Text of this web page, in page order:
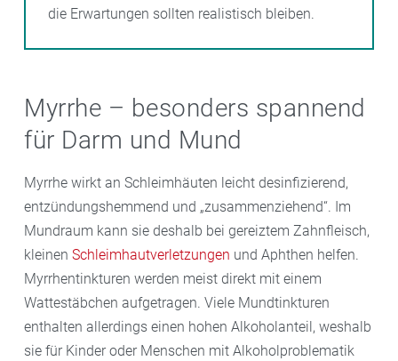
die Erwartungen sollten realistisch bleiben.
Myrrhe – besonders spannend
für Darm und Mund
Myrrhe wirkt an Schleimhäuten leicht desinfizierend,
entzündungshemmend und „zusammenziehend“. Im
Mundraum kann sie deshalb bei gereiztem Zahnfleisch,
kleinen Schleimhautverletzungen und Aphthen helfen.
Myrrhentinkturen werden meist direkt mit einem
Wattestäbchen aufgetragen. Viele Mundtinkturen
enthalten allerdings einen hohen Alkoholanteil, weshalb
sie für Kinder oder Menschen mit Alkoholproblematik